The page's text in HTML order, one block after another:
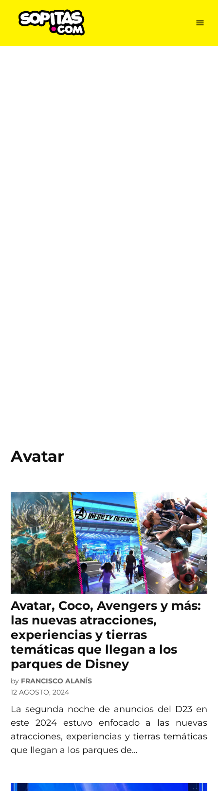
Skip
Menu
Avatar
Avatar, Coco, Avengers y más:
las nuevas atracciones,
experiencias y tierras
temáticas que llegan a los
parques de Disney
by FRANCISCO ALANÍS
12 AGOSTO, 2024
La segunda noche de anuncios del D23 en
este 2024 estuvo enfocado a las nuevas
atracciones, experiencias y tierras temáticas
que llegan a los parques de…